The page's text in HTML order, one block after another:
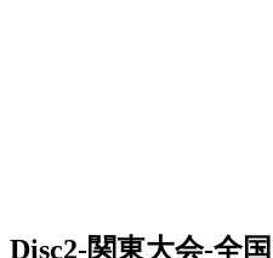
Disc2-関東大会-全